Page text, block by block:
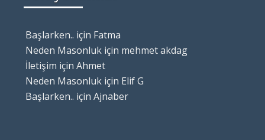
Başlarken.. için Fatma
Neden Masonluk için mehmet akdag
İletişim için Ahmet
Neden Masonluk için Elif G
Başlarken.. için Ajnaber